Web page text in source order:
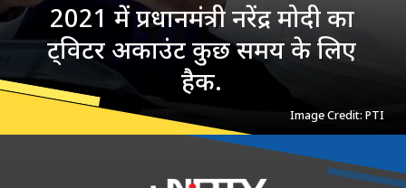
2021 में प्रधानमंत्री नरेंद्र मोदी का
ट्विटर अकाउंट कुछ समय के लिए
हैक.
Image Credit: PTI